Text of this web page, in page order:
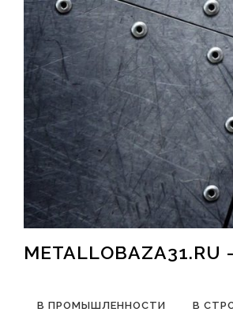
Перейти к содержимому
В ПРОМЫШЛЕННОСТИ В